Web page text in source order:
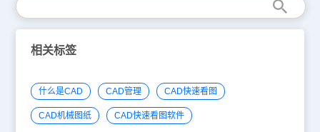
们可以修改点的大小，两种选择，一是相对屏幕的大小，一是按照绝
对大小。 5.第二忠实按照绝对大小的点样式，就是无论界面的变换，
绘制的点大小是不会改变的。 以上就是我们的方法啦，仅供参考，
希望大家能够应用好点功能。
相关标签
什么是CAD CAD管理 CAD快速看图
CAD机械图纸 CAD快速看图软件